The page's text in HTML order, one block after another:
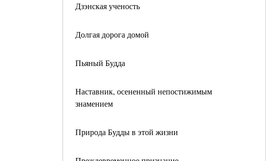
Дзэнская ученость
Долгая дорога домой
Пьяный Будда
Наставник, осененный непостижимым
знамением
Природа Будды в этой жизни